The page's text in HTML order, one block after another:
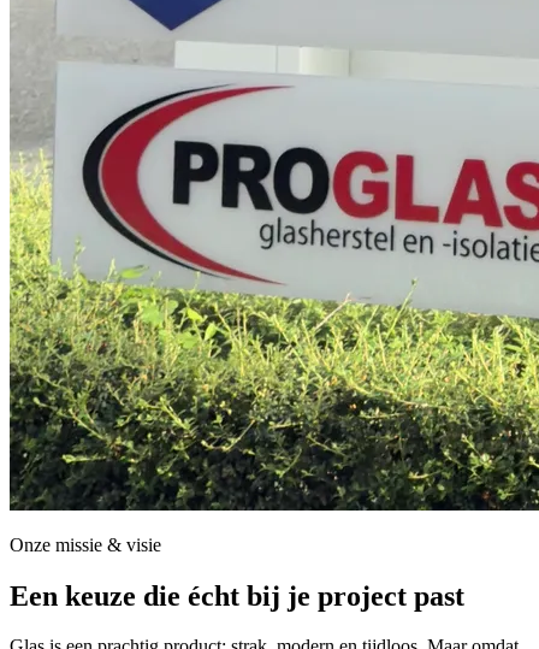
Onze missie & visie
Een keuze die écht bij je project past